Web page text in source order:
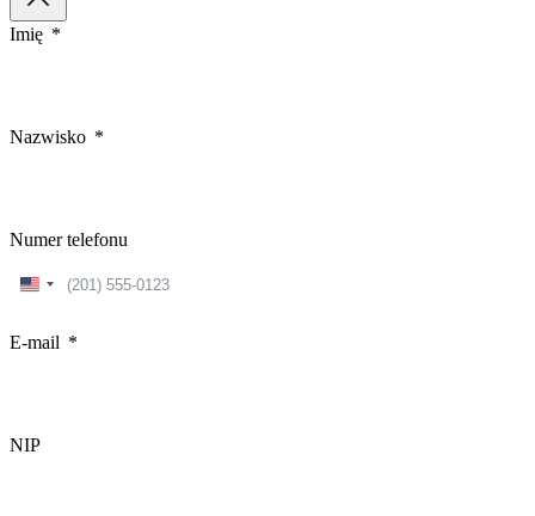
Imię
Nazwisko
Numer telefonu
United
E-mail
NIP